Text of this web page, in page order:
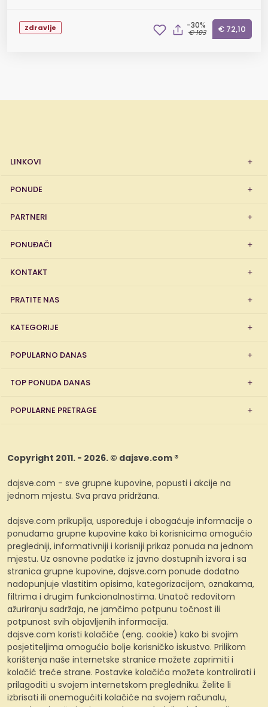
Zdravlje -30%
€ 103 € 72,10
LINKOVI
PONUDE
PARTNERI
PONUĐAČI
KONTAKT
PRATITE NAS
KATEGORIJE
POPULARNO DANAS
TOP PONUDA DANAS
POPULARNE PRETRAGE
Copyright 2011. - 2026. © dajsve.com ®
dajsve.com - sve grupne kupovine, popusti i akcije na
jednom mjestu. Sva prava pridržana.
dajsve.com prikuplja, uspoređuje i obogaćuje informacije o
ponudama grupne kupovine kako bi korisnicima omogućio
pregledniji, informativniji i korisniji prikaz ponuda na jednom
mjestu. Uz osnovne podatke iz javno dostupnih izvora i sa
stranica grupne kupovine, dajsve.com ponude dodatno
nadopunjuje vlastitim opisima, kategorizacijom, oznakama,
filtrima i drugim funkcionalnostima. Unatoč redovitom
ažuriranju sadržaja, ne jamčimo potpunu točnost ili
potpunost svih objavljenih informacija.
dajsve.com koristi kolačiće (eng. cookie) kako bi svojim
posjetiteljima omogućio bolje korisničko iskustvo. Prilikom
korištenja naše internetske stranice možete zaprimiti i
kolačić treće strane. Postavke kolačića možete kontrolirati i
prilagoditi u svojem internetskom pregledniku. Želite li
izbrisati ili onemogućiti kolačiće na svojem računalu,